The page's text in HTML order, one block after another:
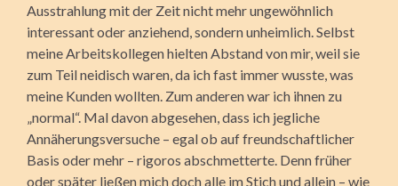
Ausstrahlung mit der Zeit nicht mehr ungewöhnlich
interessant oder anziehend, sondern unheimlich. Selbst
meine Arbeitskollegen hielten Abstand von mir, weil sie
zum Teil neidisch waren, da ich fast immer wusste, was
meine Kunden wollten. Zum anderen war ich ihnen zu
„normal“. Mal davon abgesehen, dass ich jegliche
Annäherungsversuche – egal ob auf freundschaftlicher
Basis oder mehr – rigoros abschmetterte. Denn früher
oder später ließen mich doch alle im Stich und allein – wie